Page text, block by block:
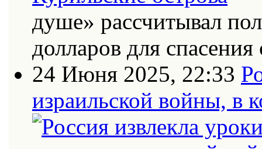
душе» рассчитывал
долларов для спасения
24 Июня 2025, 22:33
израильской войны, в